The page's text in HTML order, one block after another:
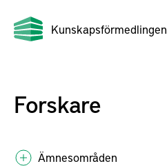
Kunskapsförmedlingen
Forskare
Ämnesområden